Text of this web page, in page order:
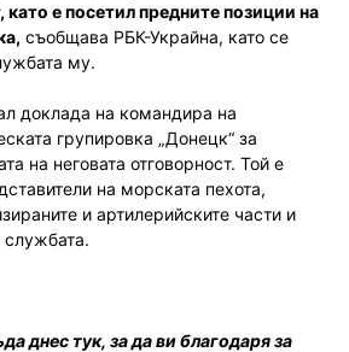
е посетил предните позиции на
съобщава РБК-Украйна, като се
му.
доклада на командира на
групировка „Донецк“ за
на неговата отговорност. Той е
на морската пехота,
и артилерийските части и
службата.
днес тук, за да ви благодаря за